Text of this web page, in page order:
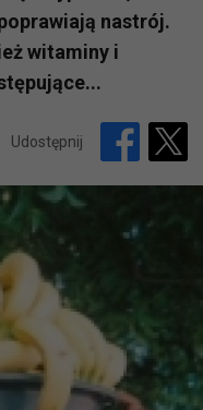
nastrój.
witaminy i
Udostępnij